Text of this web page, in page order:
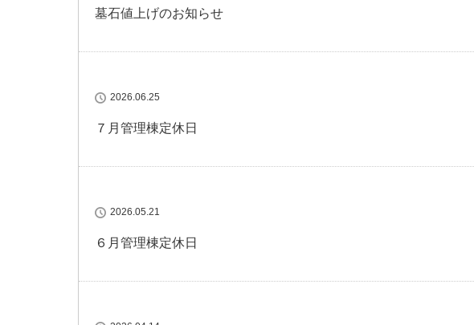
墓石値上げのお知らせ
2026.06.25
７月管理棟定休日
2026.05.21
６月管理棟定休日